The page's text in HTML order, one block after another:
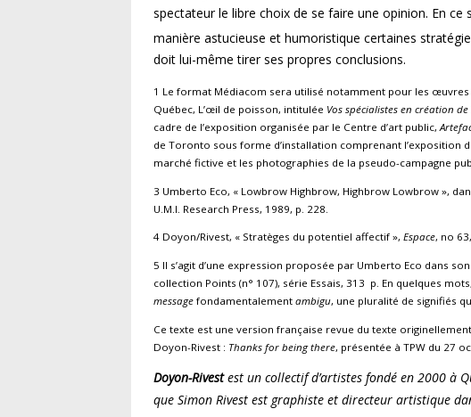
spectateur le libre choix de se faire une opinion. En ce
manière astucieuse et humoristique certaines
doit lui-même tirer ses propres conclusions.
1 Le format Médiacom sera utilisé notamment pour les
Québec, L’œil de poisson, intitulée Vos spécialistes en création
cadre de l’exposition organisée par le Centre d’art public,
de Toronto sous forme d’installation comprenant l’exposition
marché fictive et les photographies de la pseudo-campagne
3 Umberto Eco, « Lowbrow Highbrow, Highbrow Lowbrow »,
U.M.I. Research Press, 1989, p. 228.
4 Doyon/Rivest, « Stratèges du potentiel affectif », Espace, no
5 Il s’agit d’une expression proposée par Umberto Eco dans
collection Points (n° 107), série Essais, 313 p. En quelques
message fondamentalement ambigu, une pluralité de signifiés
Ce texte est une version française revue du texte
Doyon-Rivest : Thanks for being there, présentée à TPW du 27
Doyon-Rivestest un collectif d’artistes fondé en 2000 à
que Simon Rivest est graphiste et directeur artistique